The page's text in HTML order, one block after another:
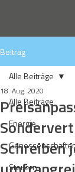
Beitrag
Alle Beiträge
Energie
Steuern
Alle Beiträge
Schreiben
18. Aug. 2020